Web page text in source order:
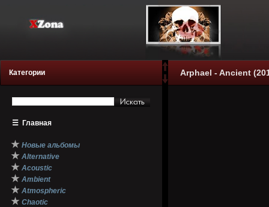
Категории
☰ Главная
★ Новые альбомы
★ Alternative
★ Acoustic
★ Ambient
★ Atmospheric
★ Chaotic
Arphael - Ancient